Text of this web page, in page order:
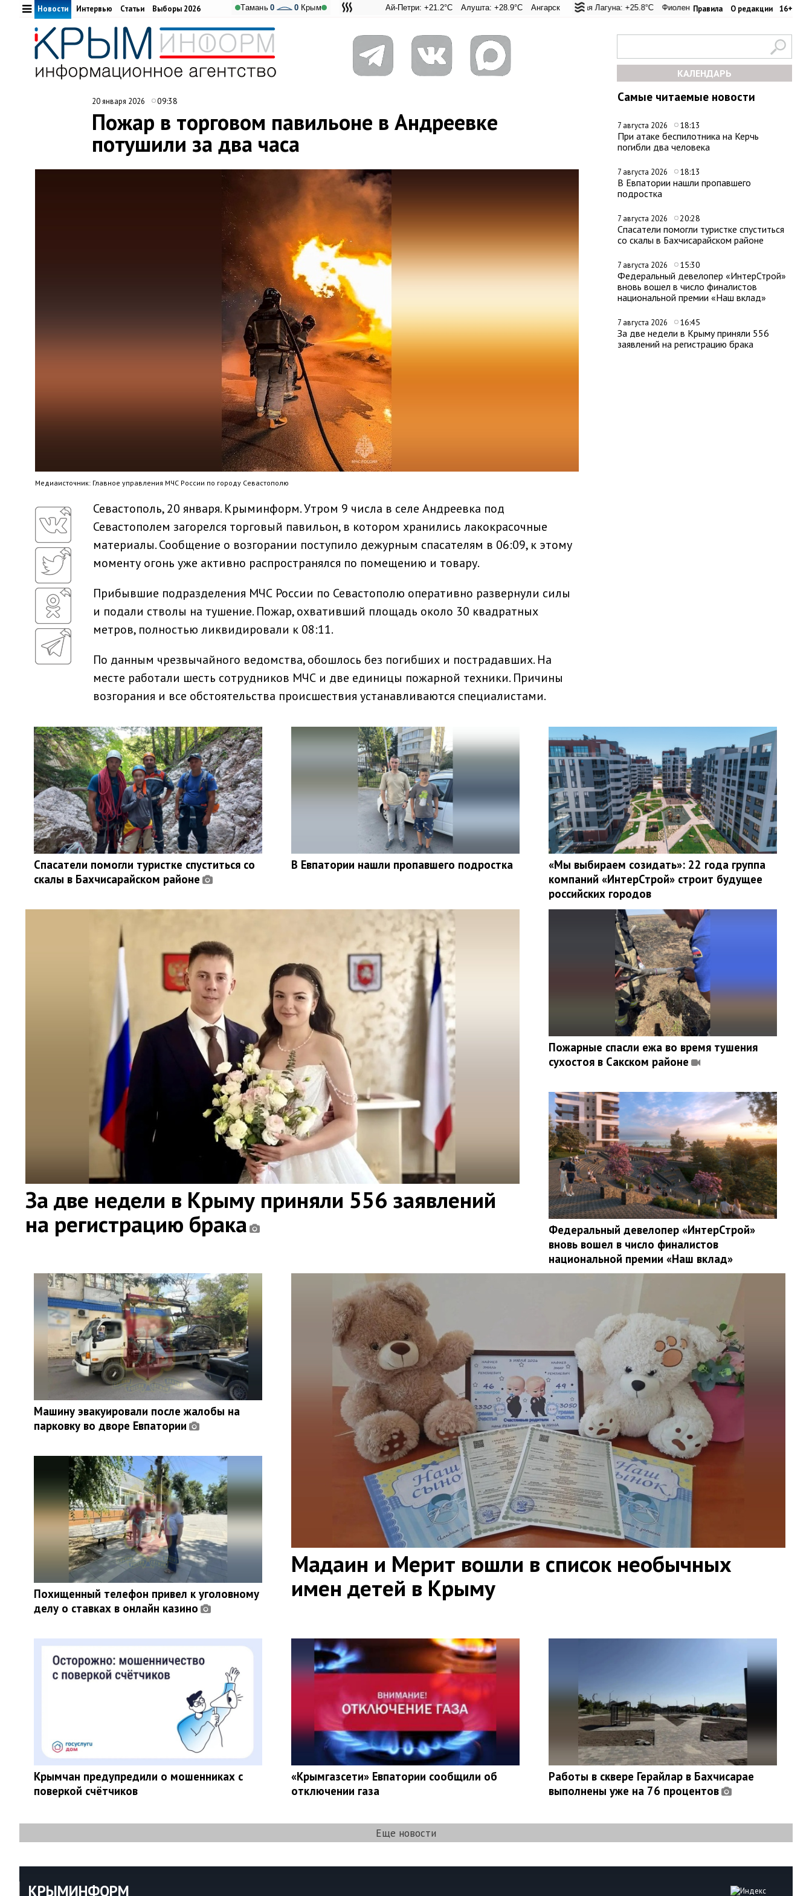
Правила О редакции 16+
Адмиральская Лагуна: +25.8°C Фиолент: +26.2°C Казачья бухта: +26.1°C
Ай-Петри: +21.2°C Алушта: +28.9°C Ангарский перевал: +25.8°C Евпатория: +31.8°C Керчь: +30.3°C Никитский сад:
Тамань 0 0 Крым
Новости Интервью Статьи Выборы 2026
КАЛЕНДАРЬ
Самые читаемые новости
7 августа 2026 18:13
При атаке беспилотника на Керчь
погибли два человека
7 августа 2026 18:13
В Евпатории нашли пропавшего
подростка
7 августа 2026 20:28
Спасатели помогли туристке спуститься
со скалы в Бахчисарайском районе
7 августа 2026 15:30
Федеральный девелопер «ИнтерСтрой»
вновь вошел в число финалистов
национальной премии «Наш вклад»
7 августа 2026 16:45
За две недели в Крыму приняли 556
заявлений на регистрацию брака
20 января 2026 09:38
Пожар в торговом павильоне в Андреевке
потушили за два часа
Медиaисточник: Главное управления МЧС России по городу Севастополю
Севастополь, 20 января. Крыминформ. Утром 9 числа в селе Андреевка под
Севастополем загорелся торговый павильон, в котором хранились лакокрасочные
материалы. Сообщение о возгорании поступило дежурным спасателям в 06:09, к этому
моменту огонь уже активно распространялся по помещению и товару.
Прибывшие подразделения МЧС России по Севастополю оперативно развернули силы
и подали стволы на тушение. Пожар, охвативший площадь около 30 квадратных
метров, полностью ликвидировали к 08:11.
По данным чрезвычайного ведомства, обошлось без погибших и пострадавших. На
месте работали шесть сотрудников МЧС и две единицы пожарной техники. Причины
возгорания и все обстоятельства происшествия устанавливаются специалистами.
Спасатели помогли туристке спуститься со
скалы в Бахчисарайском районе
В Евпатории нашли пропавшего подростка
«Мы выбираем созидать»: 22 года группа
компаний «ИнтерСтрой» строит будущее
российских городов
За две недели в Крыму приняли 556 заявлений
на регистрацию брака
Пожарные спасли ежа во время тушения
сухостоя в Сакском районе
Федеральный девелопер «ИнтерСтрой»
вновь вошел в число финалистов
национальной премии «Наш вклад»
Мадаин и Мерит вошли в список необычных
имен детей в Крыму
Машину эвакуировали после жалобы на
парковку во дворе Евпатории
Похищенный телефон привел к уголовному
делу о ставках в онлайн казино
Крымчан предупредили о мошенниках с
поверкой счётчиков
«Крымгазсети» Евпатории сообщили об
отключении газа
Работы в сквере Герайлар в Бахчисарае
выполнены уже на 76 процентов
Еще новости
КРЫМИНФОРМ